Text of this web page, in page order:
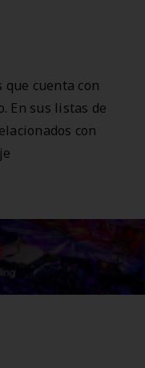
que cuenta con
En sus listas de
con